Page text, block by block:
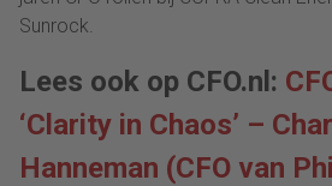
Sunrock.
Lees ook op CFO.nl:
‘Clarity in Chaos’ –
Hanneman (CFO van